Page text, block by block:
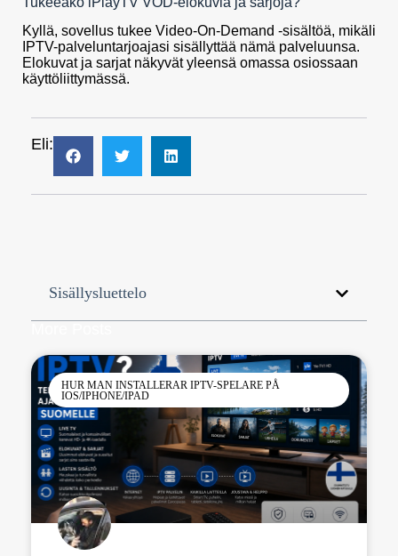
Kyllä, sovellus tukee Video-On-Demand -sisältöä, mikäli
IPTV-palveluntarjoajasi sisällyttää nämä palveluunsa.
Elokuvat ja sarjat näkyvät yleensä omassa osiossaan
käyttöliittymässä.
Eli:
Sisällysluettelo
HUR MAN INSTALLERAR IPTV-SPELARE PÅ
IOS/IPHONE/IPAD